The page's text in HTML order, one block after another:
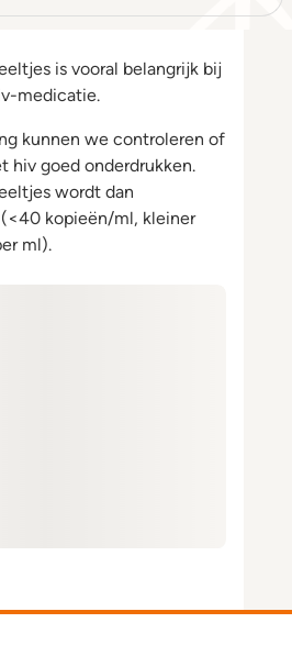
is vooral belangrijk bij
medicatie.
kunnen we controleren of
hiv goed onderdrukken.
wordt dan
kopieën/ml, kleiner
ml).